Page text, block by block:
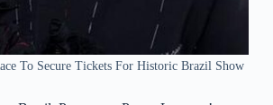
To Secure Tickets For Historic Brazil Show